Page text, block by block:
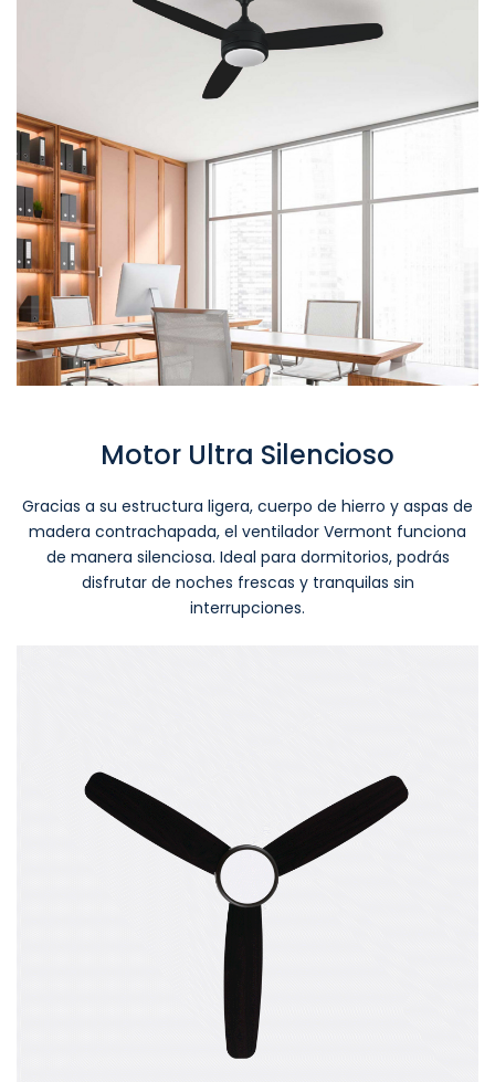
Motor Ultra Silencioso
Gracias a su estructura ligera, cuerpo de hierro y aspas de
madera contrachapada, el ventilador Vermont funciona
de manera silenciosa. Ideal para dormitorios, podrás
disfrutar de noches frescas y tranquilas sin
interrupciones.